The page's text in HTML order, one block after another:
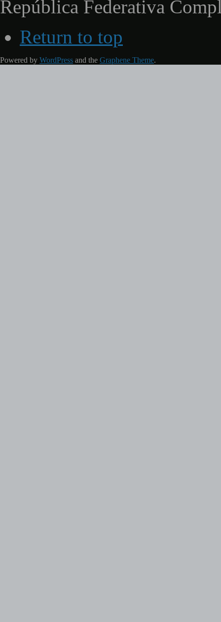
República Federativa
Return to top
Powered by WordPress and the Graphene Theme.